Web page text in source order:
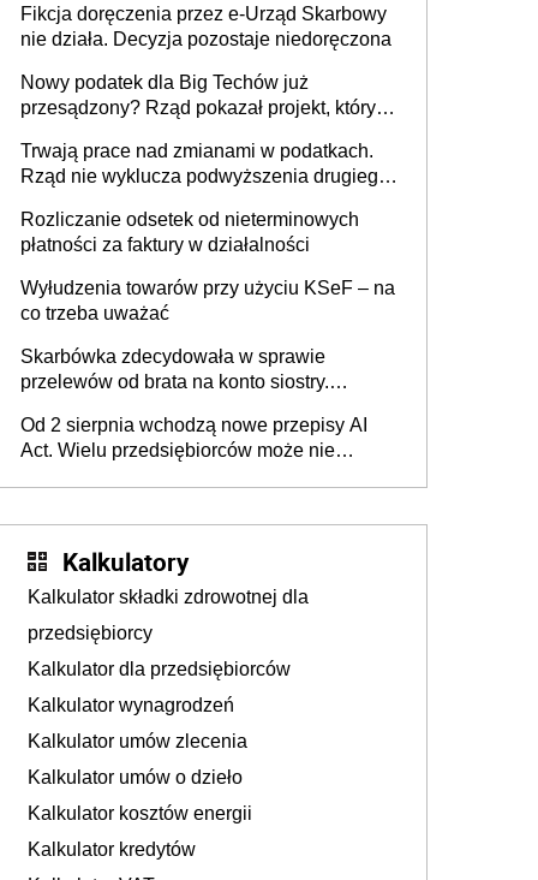
Fikcja doręczenia przez e-Urząd Skarbowy
nie działa. Decyzja pozostaje niedoręczona
Nowy podatek dla Big Techów już
przesądzony? Rząd pokazał projekt, który
Trwają prace nad zmianami w podatkach.
Rząd nie wyklucza podwyższenia drugiego
Rozliczanie odsetek od nieterminowych
płatności za faktury w działalności
Wyłudzenia towarów przy użyciu KSeF – na
co trzeba uważać
Skarbówka zdecydowała w sprawie
przelewów od brata na konto siostry.
darowizna, ale podatku jednak nie będzie
Od 2 sierpnia wchodzą nowe przepisy AI
Act. Wielu przedsiębiorców może nie
Kalkulatory
Kalkulator składki zdrowotnej dla
przedsiębiorcy
Kalkulator dla przedsiębiorców
Kalkulator wynagrodzeń
Kalkulator umów zlecenia
Kalkulator umów o dzieło
Kalkulator kosztów energii
Kalkulator kredytów